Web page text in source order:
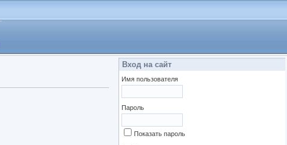
Вход на сайт
Имя пользователя
Пароль
Показать пароль